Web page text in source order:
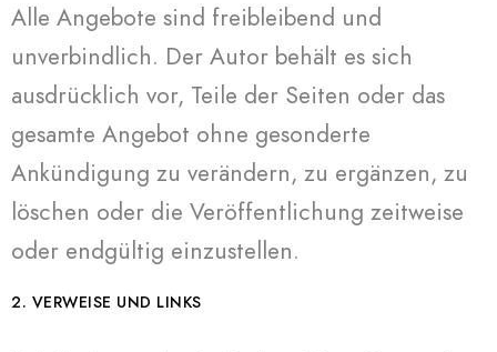
Alle Angebote sind freibleibend und
unverbindlich. Der Autor behält es sich
ausdrücklich vor, Teile der Seiten oder das
gesamte Angebot ohne gesonderte
Ankündigung zu verändern, zu ergänzen, zu
löschen oder die Veröffentlichung zeitweise
oder endgültig einzustellen.
2. VERWEISE UND LINKS